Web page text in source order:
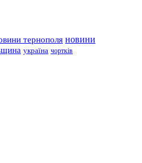
тернополя новини
україна чортків